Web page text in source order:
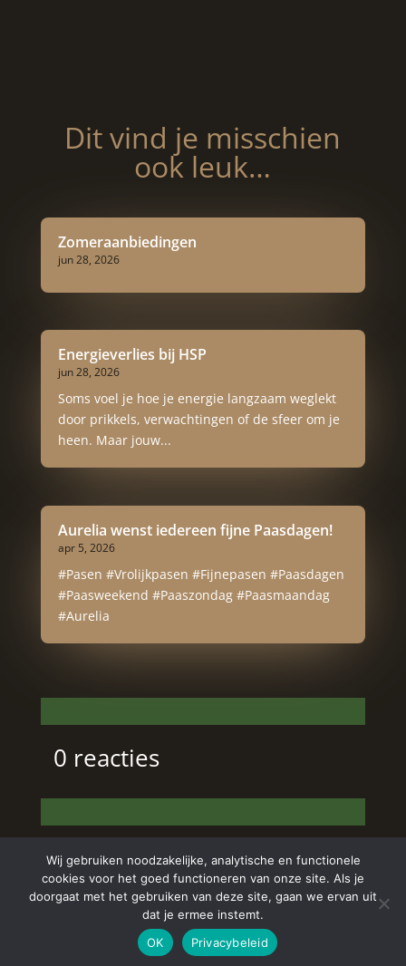
Dit vind je misschien
ook leuk…
Zomeraanbiedingen
jun 28, 2026
Energieverlies bij HSP
jun 28, 2026
Soms voel je hoe je energie langzaam weglekt
door prikkels, verwachtingen of de sfeer om je
heen. Maar jouw...
Aurelia wenst iedereen fijne Paasdagen!
apr 5, 2026
#Pasen #Vrolijkpasen #Fijnepasen #Paasdagen
#Paasweekend #Paaszondag #Paasmaandag
#Aurelia
0 reacties
Copyright © 2024 Aurelia Schoonheidssalon | All
Rights Reserved | WebdesignAppdsgn
Wij gebruiken noodzakelijke, analytische en functionele
cookies voor het goed functioneren van onze site. Als je
doorgaat met het gebruiken van deze site, gaan we ervan uit
dat je ermee instemt.
OK
Privacybeleid